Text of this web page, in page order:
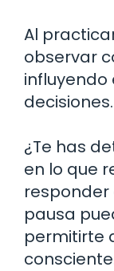
Al
observar
influyendo
decisiones.
¿Te has
en lo que
responder
pausa
permitirte